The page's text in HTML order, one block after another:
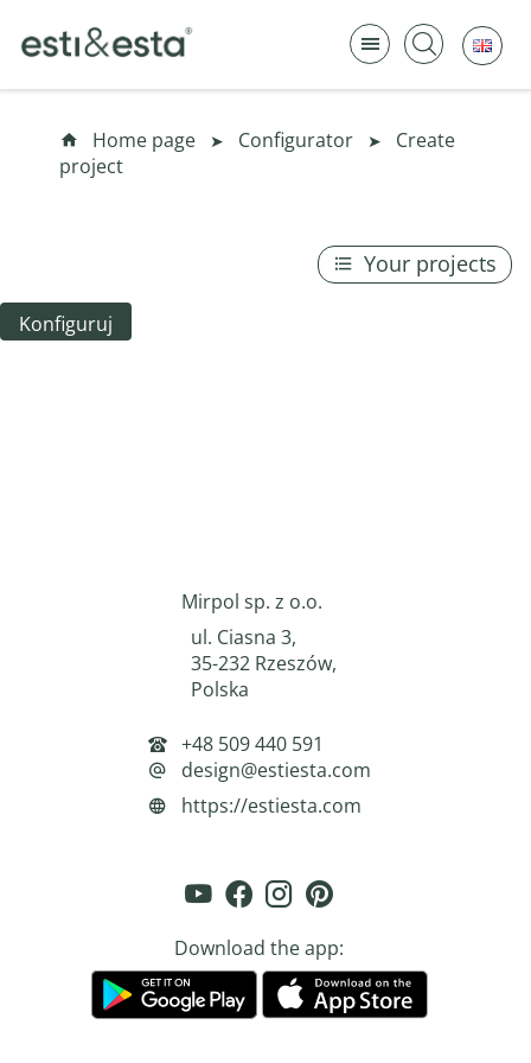
PLN Polski złoty (zł)
Home page Configurator
Create
project
Your projects
Konfiguruj
Mirpol sp. z o.o.
ul. Ciasna 3,
35-232 Rzeszów,
Polska
+48 509 440 591
design@estiesta.com
https://estiesta.com
Download the app: